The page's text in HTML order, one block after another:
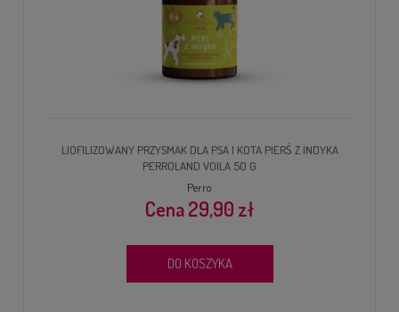
LIOFILIZOWANY PRZYSMAK DLA PSA I KOTA PIERŚ Z INDYKA
PERROLAND VOILA 50 G
Perro
29,90 zł
DO KOSZYKA